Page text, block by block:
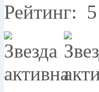
Рейтинг: 5